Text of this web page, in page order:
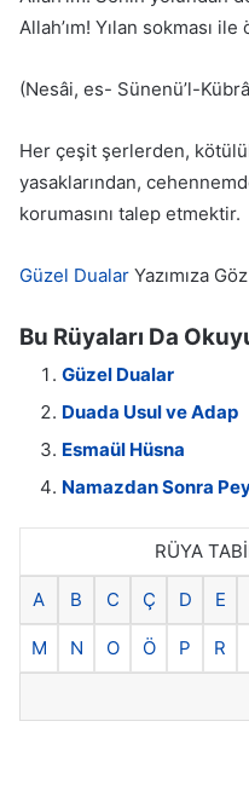
Allah’ım! Yılan sokması ile
(Nesâi, es- Sünenü’l-
Her çeşit şerlerden,
yasaklarından,
korumasını talep etmektir.
Güzel Dualar Yazımıza
Bu Rüyaları Da
Güzel Dualar
Duada Usul ve Adap
Esmaül Hüsna
Namazdan Sonra
RÜYA
A B C Ç D E
M N O Ö P R